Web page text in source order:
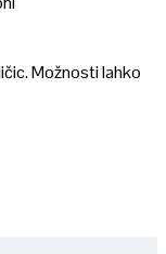
Možnosti lahko